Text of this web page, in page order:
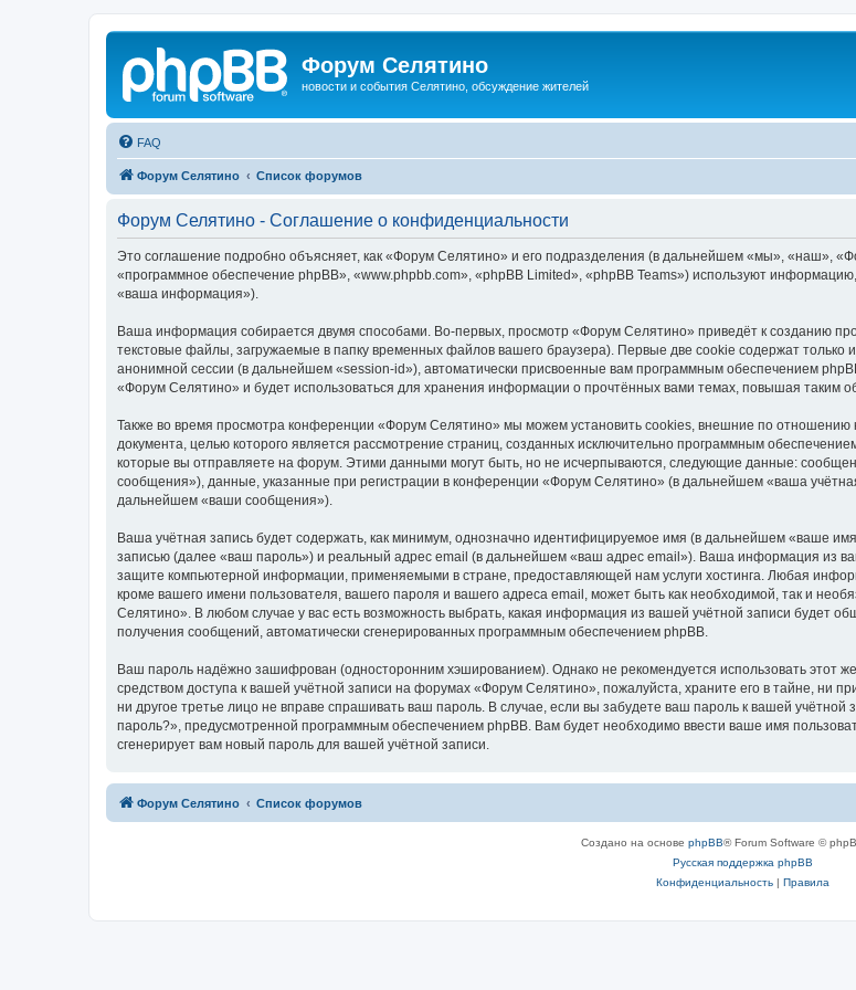
Форум Селятино
новости и события Селятино, обсуждение жителей
FAQ
Форум Селятино Список форумов
Форум Селятино - Соглашение о конфиденциальности
Это соглашение подробно объясняет, как «Форум Селятино» и его подразделения (в дальнейшем «мы», «наш»,
«программное обеспечение phpBB», «www.phpbb.com», «phpBB Limited», «phpBB Teams») используют
«ваша информация»).
Ваша информация собирается двумя способами. Во-первых, просмотр «Форум Селятино» приведёт к созданию
текстовые файлы, загружаемые в папку временных файлов вашего браузера). Первые две cookie содержат
анонимной сессии (в дальнейшем «session-id»), автоматически присвоенные вам программным обеспечением
«Форум Селятино» и будет использоваться для хранения информации о прочтённых вами темах, повышая таким
Также во время просмотра конференции «Форум Селятино» мы можем установить cookies, внешние по отношению
документа, целью которого является рассмотрение страниц, созданных исключительно программным
которые вы отправляете на форум. Этими данными могут быть, но не исчерпываются, следующие данные:
сообщения»), данные, указанные при регистрации в конференции «Форум Селятино» (в дальнейшем «ваша
дальнейшем «ваши сообщения»).
Ваша учётная запись будет содержать, как минимум, однозначно идентифицируемое имя (в дальнейшем «ваше
записью (далее «ваш пароль») и реальный адрес email (в дальнейшем «ваш адрес email»). Ваша информация из
защите компьютерной информации, применяемыми в стране, предоставляющей нам услуги хостинга. Любая
кроме вашего имени пользователя, вашего пароля и вашего адреса email, может быть как необходимой, так и
Селятино». В любом случае у вас есть возможность выбрать, какая информация из вашей учётной записи будет
получения сообщений, автоматически сгенерированных программным обеспечением phpBB.
Ваш пароль надёжно зашифрован (односторонним хэшированием). Однако не рекомендуется использовать этот
средством доступа к вашей учётной записи на форумах «Форум Селятино», пожалуйста, храните его в тайне, ни
ни другое третье лицо не вправе спрашивать ваш пароль. В случае, если вы забудете ваш пароль к вашей
пароль?», предусмотренной программным обеспечением phpBB. Вам будет необходимо ввести ваше имя
сгенерирует вам новый пароль для вашей учётной записи.
Форум Селятино Список форумов
Создано на основе phpBB® Forum Software ©
Русская поддержка phpBB
Конфиденциальность| Правила